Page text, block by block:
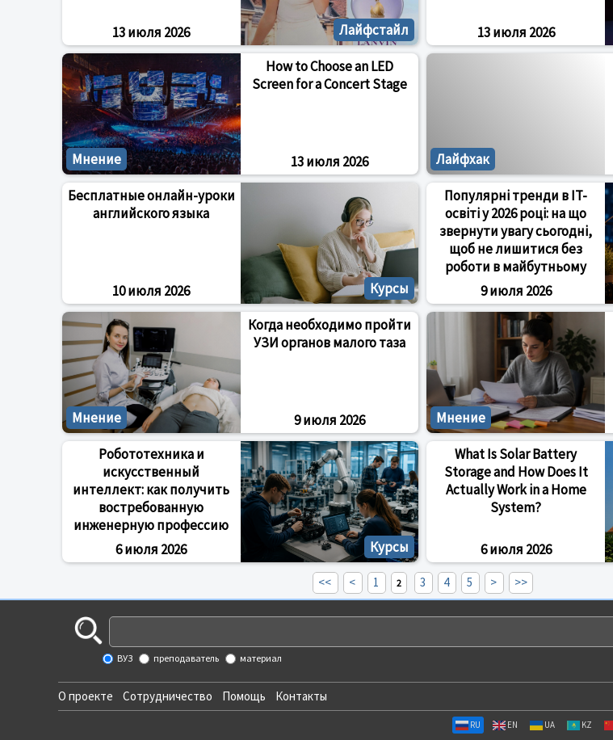
Лайфстайл
13 июля 2026 13 июля 2026
Мнение
How to Choose an LED
Screen for a Concert Stage
13 июля 2026 Лайфхак
Курсы
Бесплатные онлайн-уроки
английского языка
10 июля 2026
Популярні тренди в IT-
освіті у 2026 році: на що
звернути увагу сьогодні,
щоб не лишитися без
роботи в майбутньому
9 июля 2026
Мнение
Когда необходимо пройти
УЗИ органов малого таза
9 июля 2026 Мнение
Курсы
Робототехника и
искусственный
интеллект: как получить
востребованную
инженерную профессию
6 июля 2026
What Is Solar Battery
Storage and How Does It
Actually Work in a Home
System?
6 июля 2026
<< < 1 2 3 4 5 > >>
ВУЗ преподаватель материал
О проекте Сотрудничество Помощь Контакты
RU EN UA KZ